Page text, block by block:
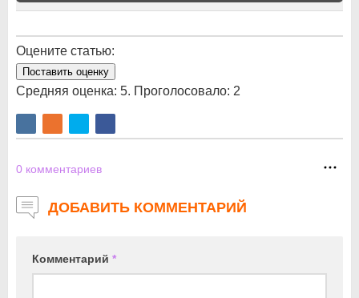
Оцените статью:
Поставить оценку
Средняя оценка: 5. Проголосовало: 2
0 комментариев
ДОБАВИТЬ КОММЕНТАРИЙ
Комментарий *